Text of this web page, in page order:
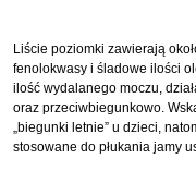
Liście poziomki zawierają
fenolokwasy i śladowe ilości
ilość wydalanego moczu,
oraz przeciwbiegunkowo.
„biegunki letnie” u dzieci,
stosowane do płukania jamy